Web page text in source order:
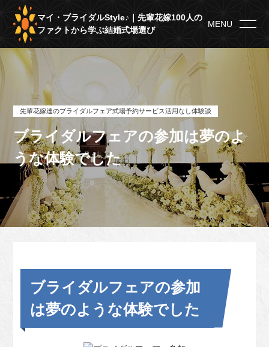
マイ・ブライダルStyle♪｜先輩花嫁100人の
ファクトから学ぶ結婚式場選び
MENU
ブライダルフェアの参加は夢のよ
うな体験でした
先輩花嫁達のブライダルフェア式場予約サービス活用なし体験談
ブライダルフェアの参加
は夢のような体験でした